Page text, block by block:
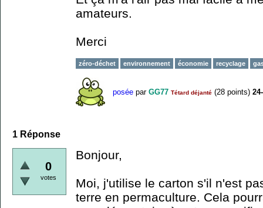
amateurs.
Merci
zéro-déchet environnement économie recyclage
posée par GG77 Tétard déjanté (28 points)
1 Réponse
0
votes
Bonjour,
Moi, j'utilise le carton s'il n'est
terre en permaculture. Cela